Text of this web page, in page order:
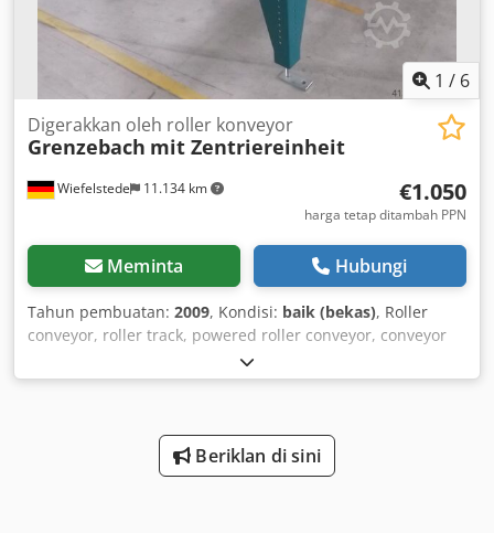
1 / 6
Wiefelstede 11.134 km
Digerakkan oleh roller konveyor
Grenzebach mit Zentriereinheit
€1.050
harga tetap ditambah PPN
Meminta Hubungi
Tahun pembuatan: 2009, Kondisi: baik (bekas), Roller
conveyor, roller track, powered roller conveyor, conveyor
track -with pneumatic centering unit y -robust construction
-electrically driven -drive motor: 0.37 kW 76 rpm -roller
mm -conveying height: 1100 mm adjustable Dcodpob A S
Uaofx Aa Dsk -powered: via belt t -quantity: 2 roller
Beriklan di sini